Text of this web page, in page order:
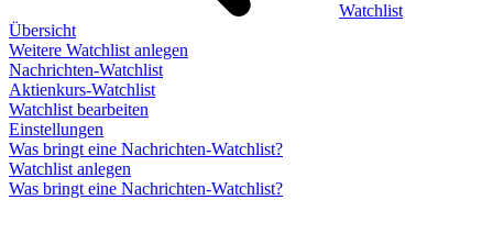
Watchlist
Übersicht
Weitere Watchlist anlegen
Nachrichten-Watchlist
Aktienkurs-Watchlist
Watchlist bearbeiten
Einstellungen
Was bringt eine Nachrichten-Watchlist?
Watchlist anlegen
Was bringt eine Nachrichten-Watchlist?